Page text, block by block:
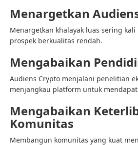
Menargetkan
Menargetkan khalayak luas sering
prospek berkualitas rendah.
Mengabaikan
Audiens Crypto menjalani penelitian
menjangkau platform untuk
Mengabaikan
Komunitas
Membangun komunitas yang kuat